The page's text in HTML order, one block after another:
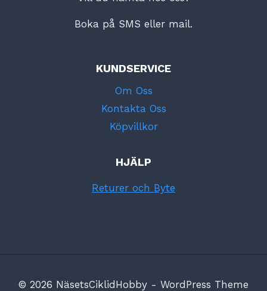
Boka på SMS eller mail.
KUNDSERVICE
Om Oss
Kontakta Oss
Köpvillkor
HJÄLP
Returer och Byte
© 2026 NäsetsCiklidHobby - WordPress Theme